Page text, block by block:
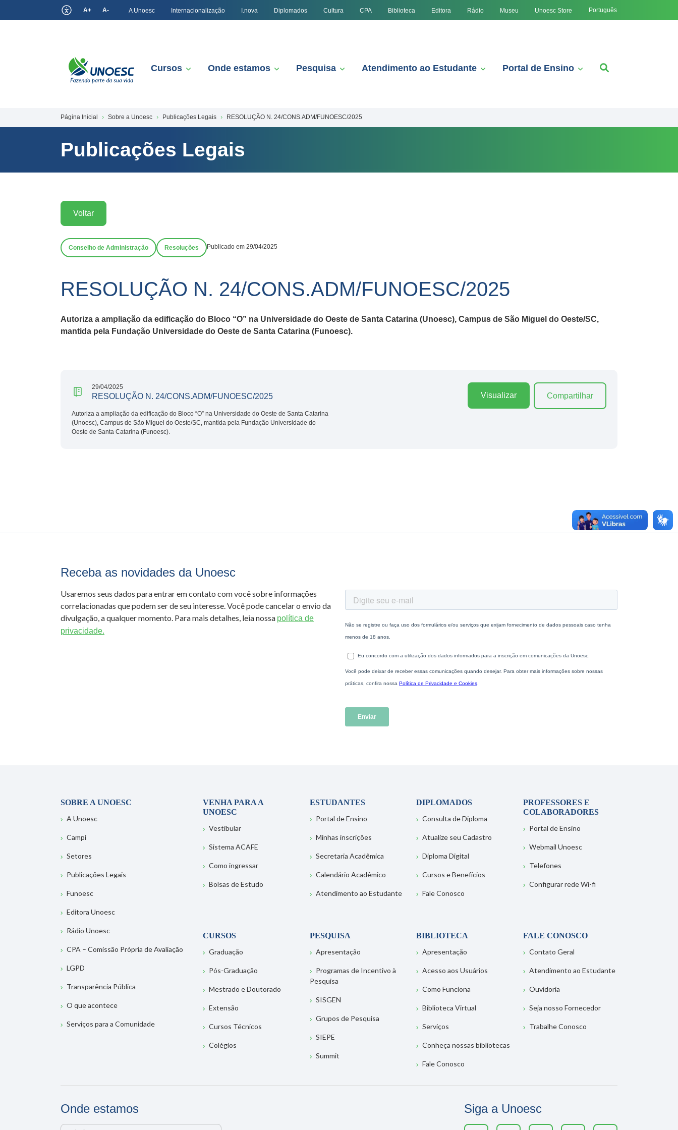
A+ A- A Unoesc Internacionalização I.nova Diplomados Cultura CPA Biblioteca Editora Rádio Museu Unoesc Store Português
Cursos Onde estamos Pesquisa Atendimento ao Estudante Portal de Ensino
Página Inicial Sobre a Unoesc Publicações Legais RESOLUÇÃO N. 24/CONS.ADM/FUNOESC/2025
Publicações Legais
Voltar
Conselho de Administração Resoluções Publicado em 29/04/2025
RESOLUÇÃO N. 24/CONS.ADM/FUNOESC/2025
Autoriza a ampliação da edificação do Bloco “O” na Universidade do Oeste de Santa Catarina (Unoesc), Campus de São Miguel do Oeste/SC,
mantida pela Fundação Universidade do Oeste de Santa Catarina (Funoesc).
29/04/2025
RESOLUÇÃO N. 24/CONS.ADM/FUNOESC/2025
Autoriza a ampliação da edificação do Bloco “O” na Universidade do Oeste de Santa Catarina
(Unoesc), Campus de São Miguel do Oeste/SC, mantida pela Fundação Universidade do
Oeste de Santa Catarina (Funoesc).
Visualizar Compartilhar
Receba as novidades da Unoesc
Usaremos seus dados para entrar em contato com você sobre informações
correlacionadas que podem ser de seu interesse. Você pode cancelar o envio da
divulgação, a qualquer momento. Para mais detalhes, leia nossa política de
privacidade.
SOBRE A UNOESC
A Unoesc
Campi
Setores
Publicações Legais
Funoesc
Editora Unoesc
Rádio Unoesc
CPA – Comissão Própria de Avaliação
LGPD
Transparência Pública
O que acontece
Serviços para a Comunidade
VENHA PARA A
UNOESC
Vestibular
Sistema ACAFE
Como ingressar
Bolsas de Estudo
ESTUDANTES
Portal de Ensino
Minhas inscrições
Secretaria Acadêmica
Calendário Acadêmico
Atendimento ao Estudante
DIPLOMADOS
Consulta de Diploma
Atualize seu Cadastro
Diploma Digital
Cursos e Benefícios
Fale Conosco
PROFESSORES E
COLABORADORES
Portal de Ensino
Webmail Unoesc
Telefones
Configurar rede Wi-fi
CURSOS
Graduação
Pós-Graduação
Mestrado e Doutorado
Extensão
Cursos Técnicos
Colégios
PESQUISA
Apresentação
Programas de Incentivo à
Pesquisa
SISGEN
Grupos de Pesquisa
SIEPE
Summit
BIBLIOTECA
Apresentação
Acesso aos Usuários
Como Funciona
Biblioteca Virtual
Serviços
Conheça nossas bibliotecas
Fale Conosco
FALE CONOSCO
Contato Geral
Atendimento ao Estudante
Ouvidoria
Seja nosso Fornecedor
Trabalhe Conosco
Onde estamos Siga a Unoesc